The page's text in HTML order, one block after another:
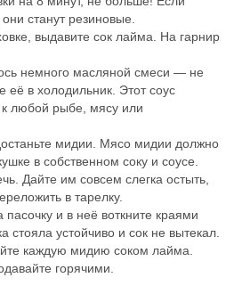
станут резиновые.
выдавите сок лайма. На гарнир
немного масляной смеси — не
её в холодильник. Этот соус
к любой рыбе, мясу или
мидии. Мясо мидии должно
в собственном соку и соусе.
Дайте им совсем слегка остыть,
в тарелку.
и в неё воткните краями
стояла устойчиво и сок не вытекал.
каждую мидию соком лайма.
горячими.